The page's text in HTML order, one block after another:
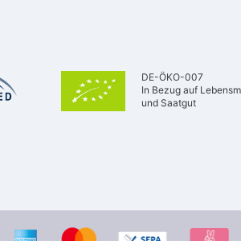
DE-ÖKO-007
In Bezug auf
und Saatgut